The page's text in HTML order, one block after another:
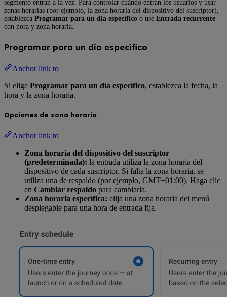
segmento entran a la vez. Para controlar cuándo entran los usuarios y usar
zonas horarias (por ejemplo, la zona horaria del dispositivo del suscriptor),
establezca Programar para un día específico o use Entrada recurrente
con hora y zona horaria.
Programar para un día específico
Anchor link to
Si elige Programar para un día específico, establezca la fecha, la
hora y la zona horaria.
Opciones de zona horaria
Anchor link to
Zona horaria del dispositivo del suscriptor
(predeterminada): la entrada utiliza la zona horaria del
dispositivo de cada suscriptor. Si falta la zona horaria, se
utiliza una de respaldo (por ejemplo, GMT+01:00). Haga clic
en Cambiar respaldo para cambiarla.
Zona horaria específica: elija una zona horaria del menú
desplegable para una hora de entrada fija.